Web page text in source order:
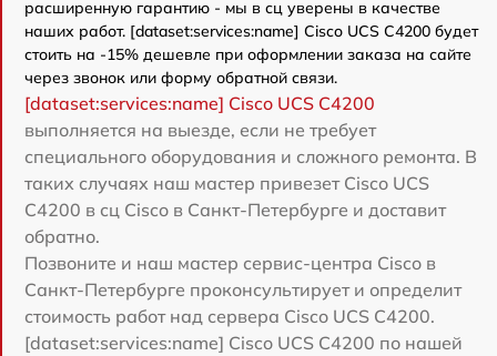
расширенную гарантию - мы в сц уверены в качестве
наших работ. [dataset:services:name] Cisco UCS C4200 будет
стоить на -15% дешевле при оформлении заказа на сайте
через звонок или форму обратной связи.
[dataset:services:name] Cisco UCS C4200
выполняется на выезде, если не требует
специального оборудования и сложного ремонта. В
таких случаях наш мастер привезет Cisco UCS
C4200 в сц Cisco в Санкт-Петербурге и доставит
обратно.
Позвоните и наш мастер сервис-центра Cisco в
Санкт-Петербурге проконсультирует и определит
стоимость работ над сервера Cisco UCS C4200.
[dataset:services:name] Cisco UCS C4200 по нашей